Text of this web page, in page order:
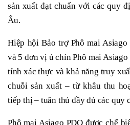
sản xuất đạt chuẩn với các quy
Âu.
Hiệp hội Bảo trợ Phô mai
và 5 đơn vị ủ chín Phô mai
tính xác thực và khả năng truy
chuỗi sản xuất – từ khâu thu
tiếp thị – tuân thủ đầy đủ các quy
Phô mai Asiago PDO được chế